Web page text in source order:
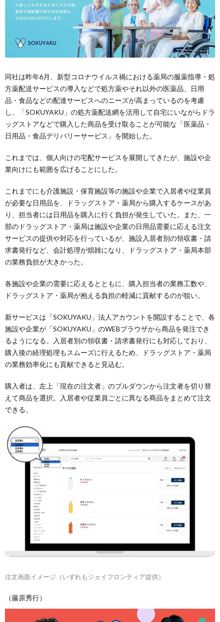
同社は昨年6月、新型コロナウイルス禍における薬局の服薬指導・処
方薬配送サービスの導入などで処方薬やそれ以外の医薬品、日用
品・食品などの配達サービスへのニーズが高まっているのを考慮
し、「SOKUYAKU」の処方薬配送網を活用して自宅にいながらドラ
ッグストアなどで購入した商品を受け取ることが可能な「医薬品・
日用品・食品デリバリーサービス」を開始した。
これまでは、個人向けの宅配サービスを展開してきたが、施設や企
業向けにも範囲を広げることにした。
これまでにも介護施設・保育施設等の施設や企業で入居者や従業員
が必要な日用品を、ドラッグストア・薬局から購入するケースがあ
り、担当者には日用品を購入に行く負担が発生していた。また、一
部のドラッグストア・薬局は施設や企業の日用品需要に応える注文
サービスの提供や対応を行っているが、施設入居者別の領収書・請
求書発行など、会計処理が煩雑になり、ドラッグストア・薬局本部
の業務負担が大きかった。
各施設や企業の需要に応えるとともに、購入担当者の業務工数や、
ドラッグストア・薬局が抱える負担の軽減に貢献するのが狙い。
新サービスは「SOKUYAKU」法人アカウントを開設することで、各
施設や企業が「SOKUYAKU」のWEBブラウザから商品を発注でき
るようになる。入居者別の領収書・請求書発行にも対応しており、
購入後の経理処理もスムーズに行えるため、ドラッグストア・薬局
の業務効率化にも貢献できると見込む。
購入者は、左上「現在の注文者」のプルダウンから注文者を切り替
えて商品を選択。入居者や従業員ごとに異なる商品をまとめて注文
できる。
注文画面イメージ（いずれもジェイフロンティア提供）
（藤原秀行）